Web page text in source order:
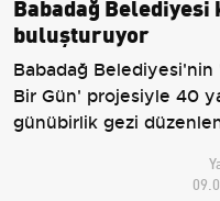
buluşturuyor
Babadağ Belediyesi'nin
Bir Gün' projesiyle 40
günübirlik gezi